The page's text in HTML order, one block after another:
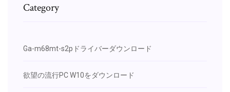
Category
Ga-m68mt-s2pドライバーダウンロード
欲望の流行PC W10をダウンロード